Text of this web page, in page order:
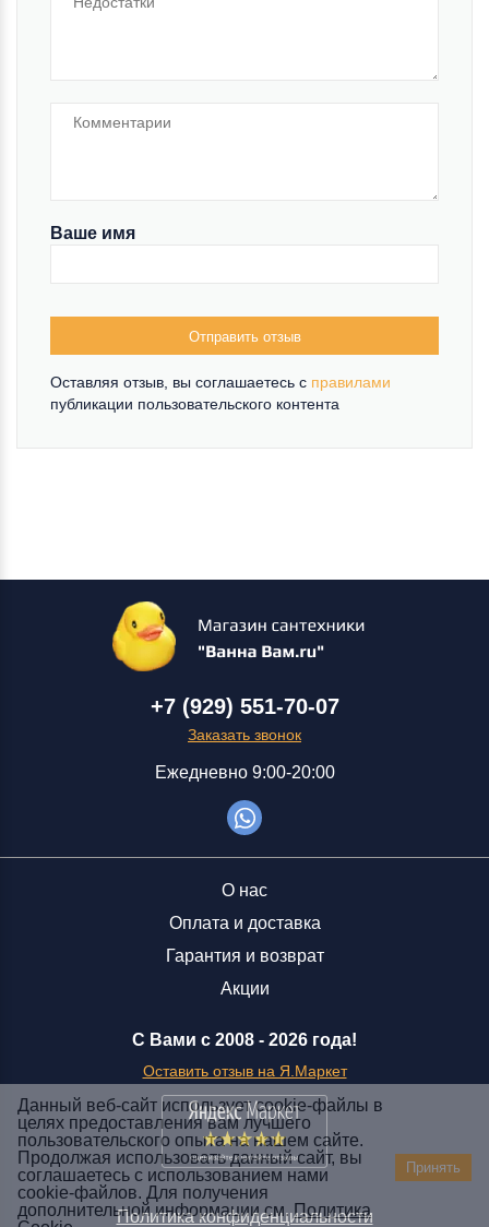
Ваше имя
Отправить отзыв
Оставляя отзыв, вы соглашаетесь c правилами
публикации пользовательского контента
+7 (929) 551-70-07
Заказать звонок
Ежедневно 9:00-20:00
С Вами с 2008 - 2026 года!
Оставить отзыв на Я.Маркет
О нас
Оплата и доставка
Гарантия и возврат
Акции
Политика конфиденциальности
Заказать звонок
+7 (929) 551-70-07
Ежедневно 9:00-20:00
Данный веб-сайт использует cookie-файлы в
целях предоставления вам лучшего
пользовательского опыта на нашем сайте.
Продолжая использовать данный сайт, вы
соглашаетесь с использованием нами
cookie-файлов. Для получения
дополнительной информации см.Политика
Принять